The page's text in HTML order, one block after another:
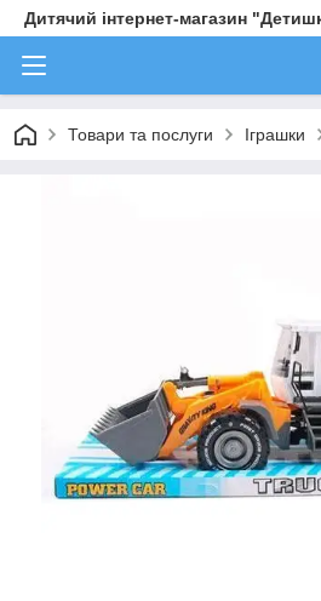
Дитячий інтернет-магазин
Товари та послуги Іграшки